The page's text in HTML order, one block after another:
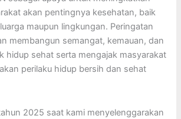
akan pentingnya kesehatan, baik
maupun lingkungan. Peringatan
membangun semangat, kemauan, dan
hidup sehat serta mengajak masyarakat
perilaku hidup bersih dan sehat
2025 saat kami menyelenggarakan